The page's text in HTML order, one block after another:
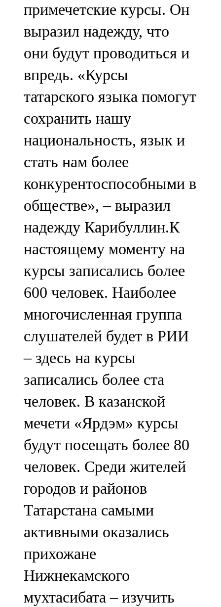
примечетские курсы. Он
выразил надежду, что
они будут проводиться и
впредь. «Курсы
татарского языка помогут
сохранить нашу
национальность, язык и
стать нам более
конкурентоспособными в
обществе», – выразил
надежду Карибуллин.К
настоящему моменту на
курсы записались более
600 человек. Наиболее
многочисленная группа
слушателей будет в РИИ
– здесь на курсы
записались более ста
человек. В казанской
мечети «Ярдэм» курсы
будут посещать более 80
человек. Среди жителей
городов и районов
Татарстана самыми
активными оказались
прихожане
Нижнекамского
мухтасибата – изучить